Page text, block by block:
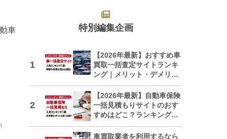
車 特別編集企画
【2026年最新】おすすめ車
買取一括査定サイトランキ
ング｜メリット・デメリッ
トも解説
【2026年最新】自動車保険
一括見積もりサイトのおす
すめはどこ？ランキングで
車買取業者を利用するなら